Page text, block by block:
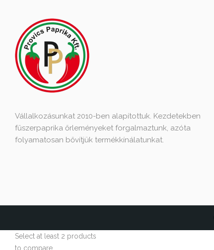
Vállalkozásunkat 2010-ben alapítottuk. Kezdetekben
fűszerpaprika őrleményeket forgalmaztunk, azóta
folyamatosan bővítjük termékkínálatunkat.
Select at least 2 products
to compare